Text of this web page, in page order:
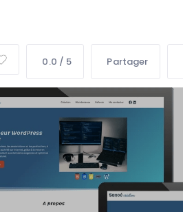
0.0 / 5 Partager